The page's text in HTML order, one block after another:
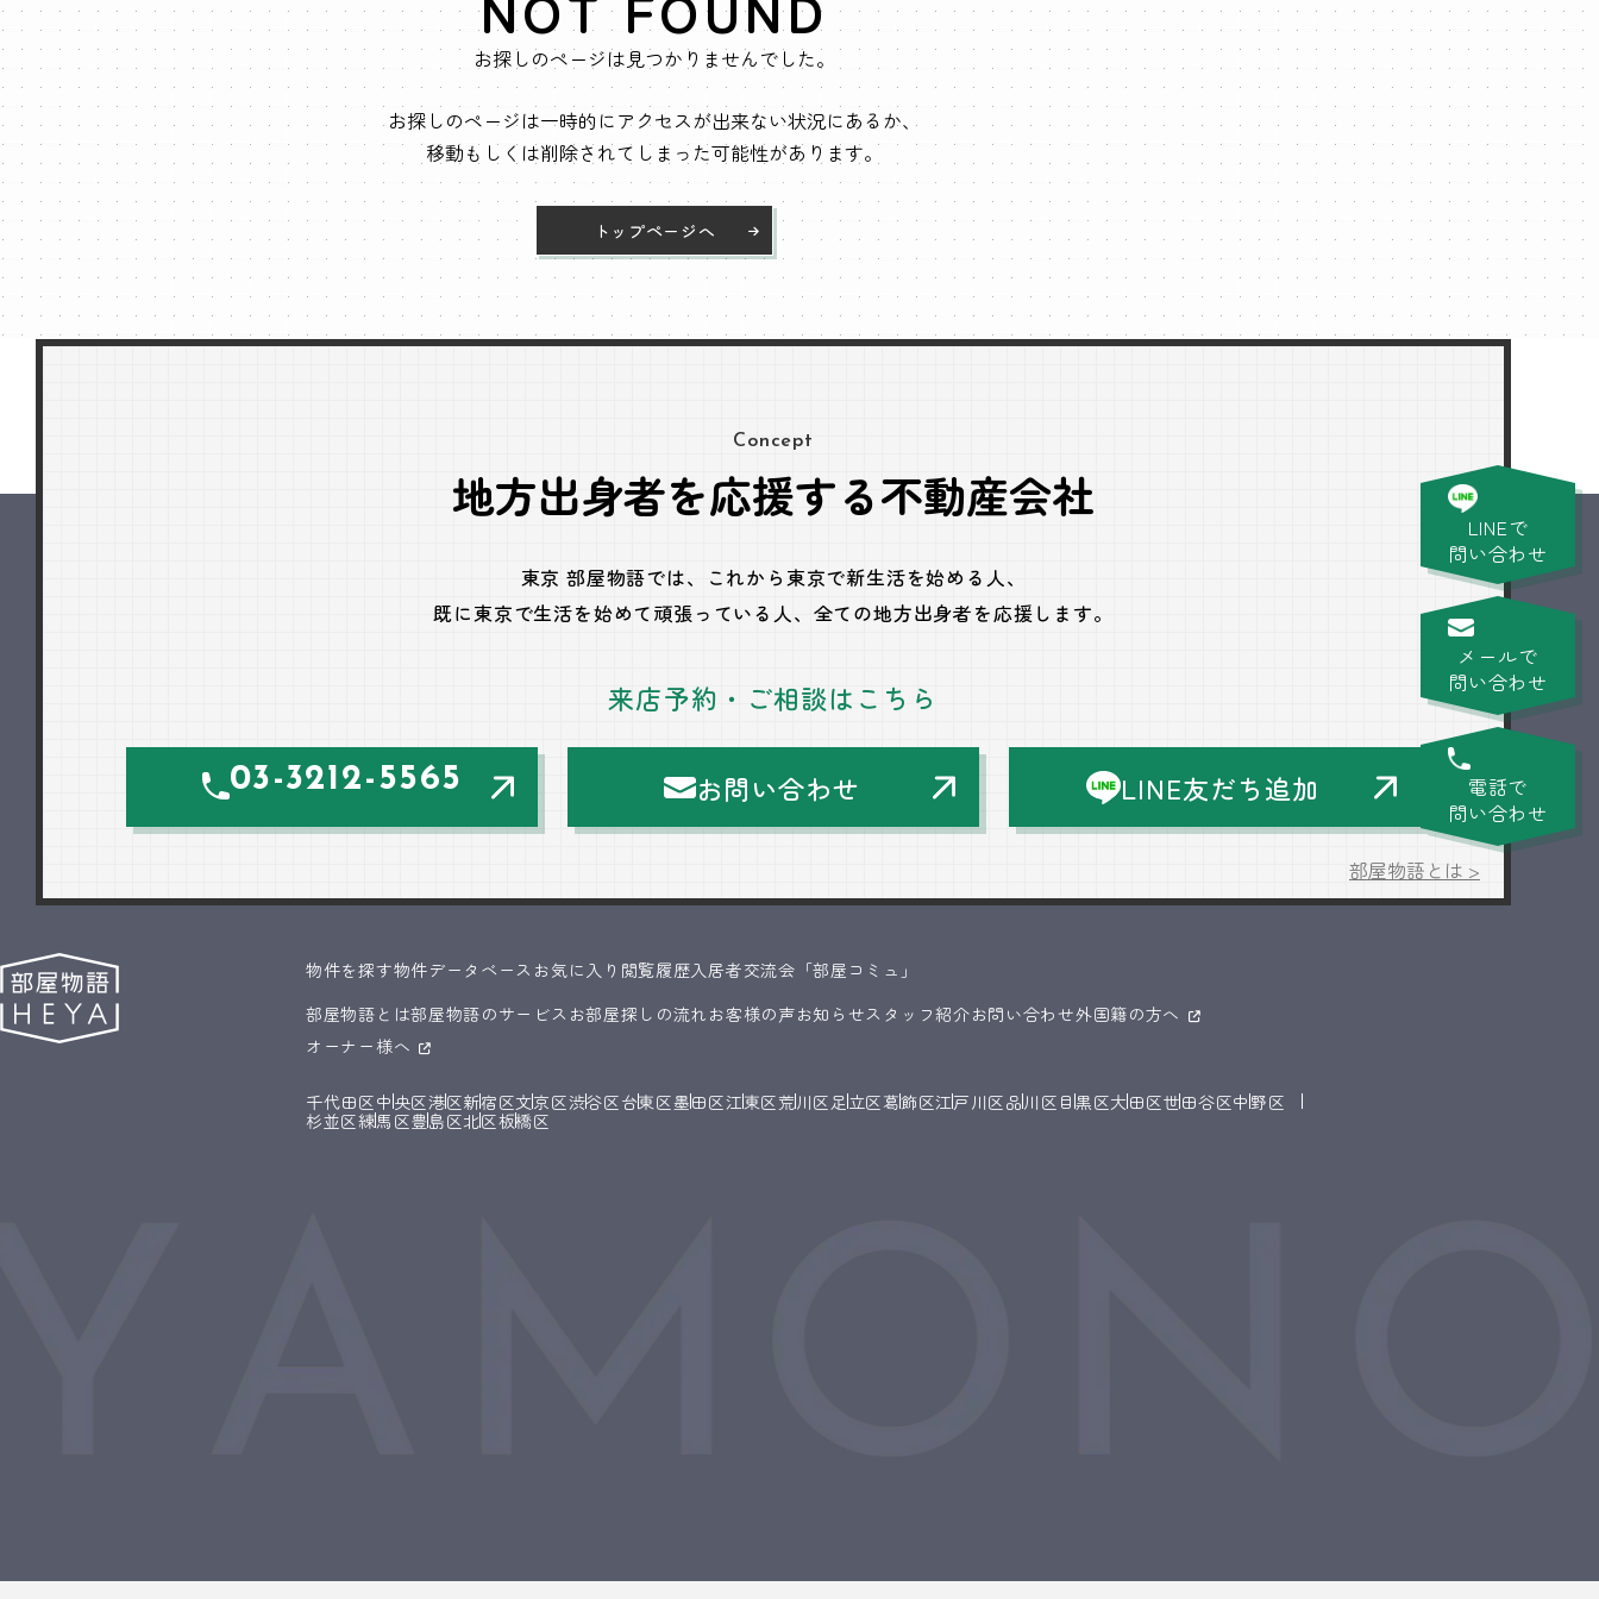
お探しのページは見つかりませんでした。
お探しのページは一時的にアクセスが出来ない状況にあるか、
移動もしくは削除されてしまった可能性があります。
トップページへ
Concept
地方出身者を応援する不動産会社
東京 部屋物語では、
これから東京で新生活を始める人、
既に東京で生活を始めて頑張っている人、 全ての地方出身者を応援します。
来店予約・ご相談はこちら
03-3212-5565 お問い合わせ LINE友だち追加
部屋物語とは >
物件を探す物件データベース お気に入り 閲覧履歴入居者交流会「部屋コミュ」
部屋物語とは部屋物語のサービス お部屋探しの流れ お客様の声お知らせスタッフ紹介お問い合わせ外国籍の方へ
オーナー様へ
千代田区中央区港区新宿区文京区渋谷区台東区墨田区江東区荒川区足立区葛飾区江戸川区品川区 目黒区大田区世田谷区中野区
杉並区練馬区豊島区北区板橋区
LINEで
問い合わせ
メールで
問い合わせ
電話で
問い合わせ